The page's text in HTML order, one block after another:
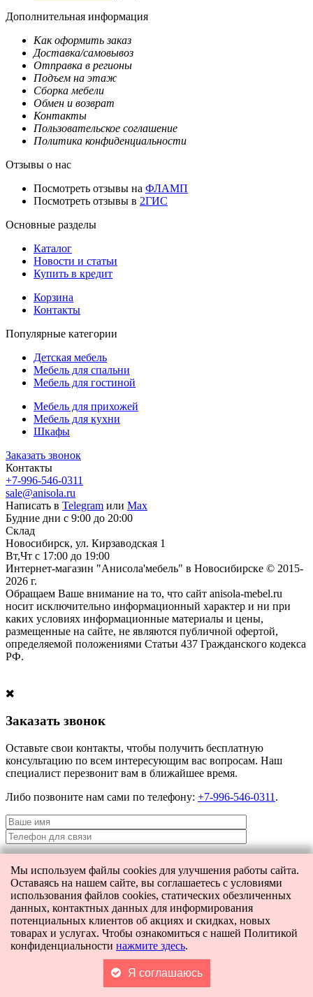
Дополнительная информация
Как оформить заказ
Доставка/самовывоз
Отправка в регионы
Подъем на этаж
Сборка мебели
Обмен и возврат
Контакты
Пользовательское соглашение
Политика конфиденциальности
Отзывы о нас
Посмотреть отзывы на ФЛАМП
Посмотреть отзывы в 2ГИС
Основные разделы
Каталог
Новости и статьи
Купить в кредит
Корзина
Контакты
Популярные категории
Детская мебель
Мебель для спальни
Мебель для гостиной
Мебель для прихожей
Мебель для кухни
Шкафы
Заказать звонок
Контакты
+7-996-546-0311
sale@anisola.ru
Написать в Telegram или Max
Будние дни с 9:00 до 20:00
Склад
Новосибирск, ул. Кирзаводская 1
Вт,Чт с 17:00 до 19:00
Интернет-магазин "Анисола'мебель" в Новосибирске © 2015-
2026 г.
Обращаем Ваше внимание на то, что сайт anisola-mebel.ru
носит исключительно информационный характер и ни при
каких условиях информационные материалы и цены,
размещенные на сайте, не являются публичной офертой,
определяемой положениями Статьи 437 Гражданского кодекса
РФ.
Заказать звонок
Оставьте свои контакты, чтобы получить бесплатную
консультацию по всем интересующим вас вопросам. Наш
специалист перезвонит вам в ближайшее время.
Либо позвоните нам сами по телефону: +7-996-546-0311 .
Я даю согласие наобработку персональных данныхи согласие на
передачу этих данных третьим лицам.
[contact-form-7 404 "Not Found"]
Поиск
Мы используем файлы cookies для улучшения работы сайта.
Оставаясь на нашем сайте, вы соглашаетесь с условиями
использования файлов cookies, статических обезличенных
данных, контактных данных для информирования
потенциальных клиентов об акциях и скидках, новых
товарах и услугах. Чтобы ознакомиться с нашей Политикой
конфиденциальности нажмите здесь.
Я соглашаюсь